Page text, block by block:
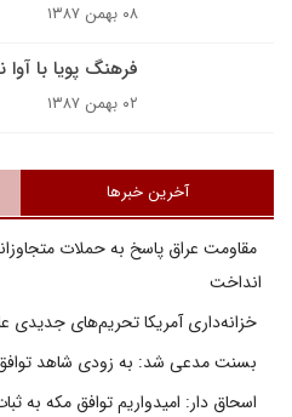
۰۸ بهمن ۱۳۸۷
فرهنگ پویا با آوا
۰۲ بهمن ۱۳۸۷
آخرین خبرها
مقاومت عراق پاسخ به حملات
انداخت
خزانه‌داری آمریکا تحریم‌های جدیدی
بسنت مدعی شد: به زودی شاهد توافق
اسحاق دار: امیدواریم توافق مکه به